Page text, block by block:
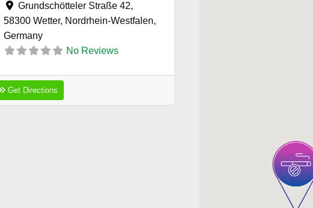
Grundschötteler Straße 42,
58300 Wetter, Nordrhein-Westfalen,
Germany
No Reviews
Get Directions